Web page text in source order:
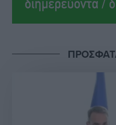
Ολοκλήρωση του έργου
Γ.Σ. Διαγόρας: Στα
Σύλληψη 21χρονου για
πριν 15 ώρες